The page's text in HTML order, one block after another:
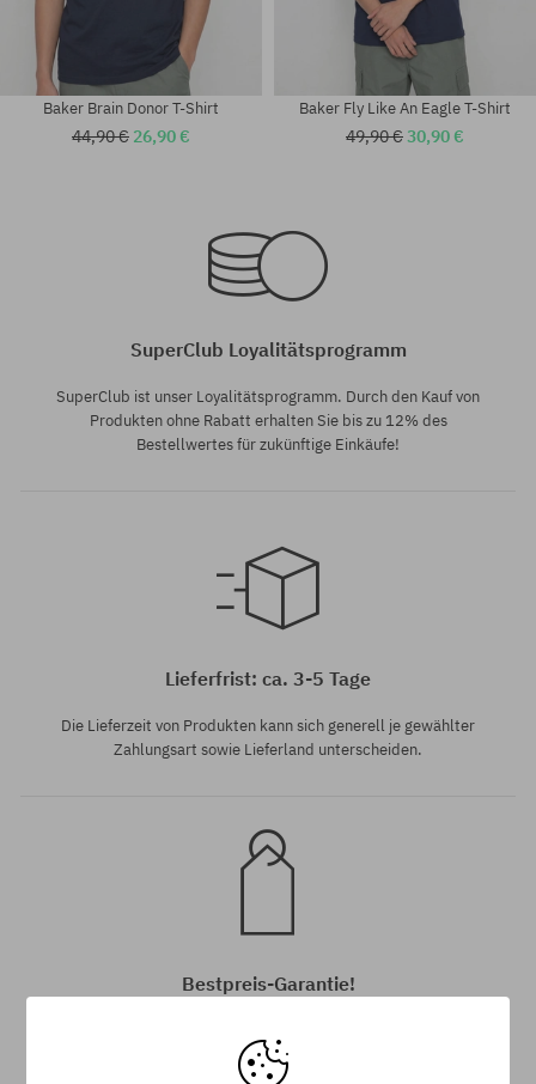
L; XL
Baker Brain Donor T-Shirt
44,90 € 26,90 €
Verfügbare Größen:
Baker Fly Like An Eagle T-Shirt
49,90 €30,90 €
SuperClub Loyalitätsprogramm
SuperClub ist unser Loyalitätsprogramm. Durch den Kauf von
Produkten ohne Rabatt erhalten Sie bis zu 12% des
Bestellwertes für zukünftige Einkäufe!
Lieferfrist: ca. 3-5 Tage
Die Lieferzeit von Produkten kann sich generell je gewählter
Zahlungsart sowie Lieferland unterscheiden.
Bestpreis-Garantie!
Artikel zu einem niedrigeren Preis bei einem anderen
Onlineanbieter gefunden hast, erstatten wir dir den